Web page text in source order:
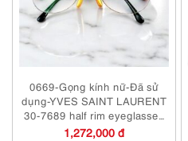
0669-Gọng kính nữ-Đã sử
dụng-YVES SAINT LAURENT
30-7689 half rim eyeglasses
frame
1,272,000 đ